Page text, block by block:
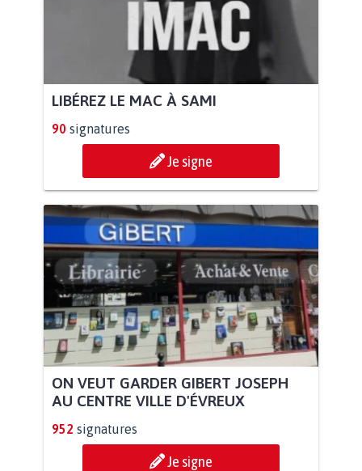
LIBÉREZ LE MAC À SAMI
90 signatures
Je signe
ON VEUT GARDER GIBERT JOSEPH
AU CENTRE VILLE D'ÉVREUX
952 signatures
Je signe